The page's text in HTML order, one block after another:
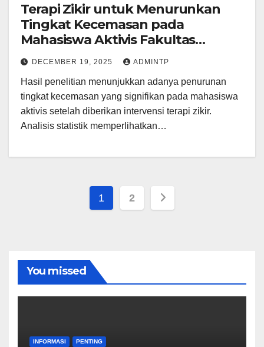
Terapi Zikir untuk Menurunkan
Tingkat Kecemasan pada
Mahasiswa Aktivis Fakultas
ushuluddin dan dakwah uin raden
mas said surakarta
DECEMBER 19, 2025 ADMINTP
Hasil penelitian menunjukkan adanya penurunan
tingkat kecemasan yang signifikan pada mahasiswa
aktivis setelah diberikan intervensi terapi zikir.
Analisis statistik memperlihatkan…
Posts
1 2
You missed
INFORMASI PENTING